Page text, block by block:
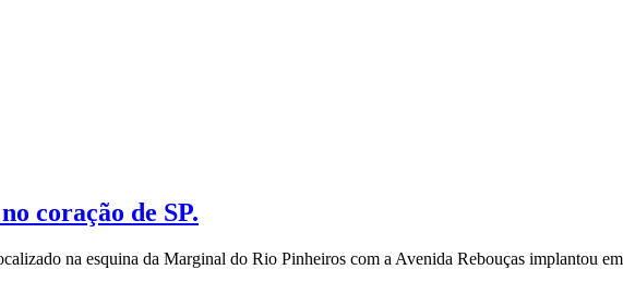
coração de SP.
na esquina da Marginal do Rio Pinheiros com a Avenida Rebouças implantou